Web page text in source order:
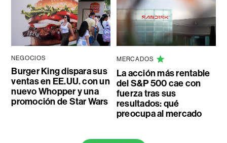
NEGOCIOS
Burger King dispara sus
ventas en EE.UU. con un
nuevo Whopper y una
promoción de Star Wars
MERCADOS
La acción más rentable
del S&P 500 cae con
fuerza tras sus
resultados: qué
preocupa al mercado